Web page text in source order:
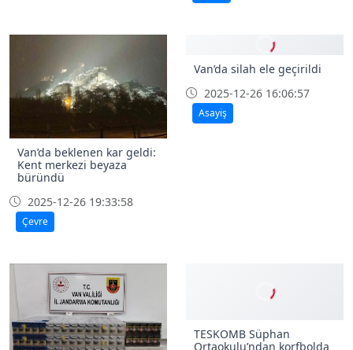
Van’da beklenen kar geldi:
Kent merkezi beyaza
büründü
2025-12-26 19:33:58
Çevre